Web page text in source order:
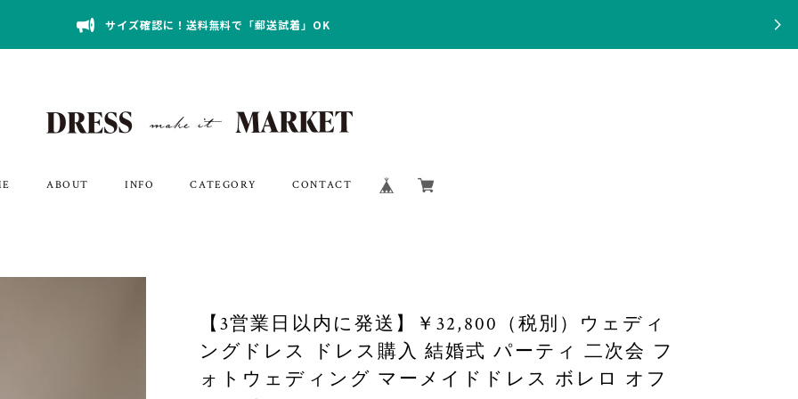
サイズ確認に！送料無料で「郵送試着」OK
ABOUT INFO CATEGORY CONTACT
【3営業日以内に発送】￥32,800（税別）ウェディ
ングドレス ドレス購入 結婚式 パーティ 二次会 フ
ォトウェディング マーメイドドレス ボレロ オフ